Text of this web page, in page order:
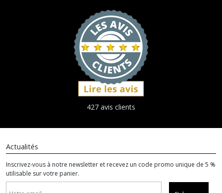
427 avis clients
Actualités
Inscrivez-vous à notre newsletter et recevez un code promo unique de 5 %
utilisable sur votre panier.